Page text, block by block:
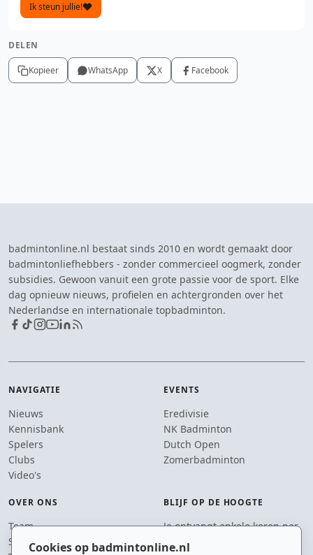
Cookies op badmintonline.nl
Ik steun jullie!
DELEN
Kopieer WhatsApp X Facebook
badmintonline.nl bestaat sinds 2010 en wordt gemaakt door
badmintonliefhebbers - zonder commercieel oogmerk, zonder
subsidies. Gewoon vanuit een grote passie voor de sport. Elke
dag opnieuw nieuws, profielen en achtergronden over het
Nederlandse en internationale topbadminton.
NAVIGATIE
Nieuws
Kennisbank
Spelers
Clubs
Video's
EVENTS
Eredivisie
NK Badminton
Dutch Open
Zomerbadminton
OVER ONS
Team
Supporters
BLIJF OP DE HOOGTE
Je ontvangt enkele keren per
jaar een e-mail met het